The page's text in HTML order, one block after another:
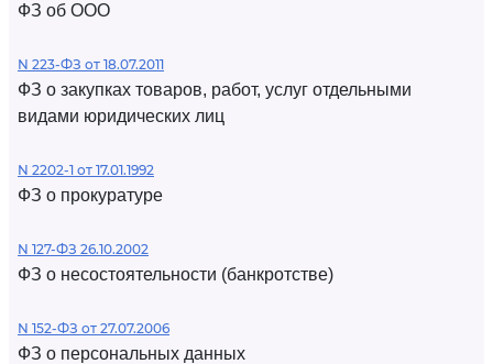
ФЗ об ООО
N 223-ФЗ от 18.07.2011
ФЗ о закупках товаров, работ, услуг отдельными
видами юридических лиц
N 2202-1 от 17.01.1992
ФЗ о прокуратуре
N 127-ФЗ 26.10.2002
ФЗ о несостоятельности (банкротстве)
N 152-ФЗ от 27.07.2006
ФЗ о персональных данных